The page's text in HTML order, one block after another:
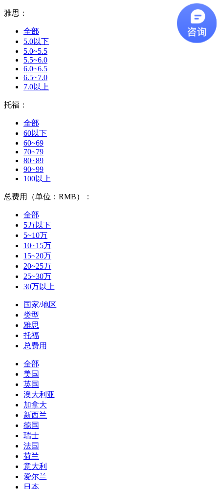
雅思：
全部
5.0以下
5.0~5.5
5.5~6.0
6.0~6.5
6.5~7.0
7.0以上
托福：
全部
60以下
60~69
70~79
80~89
90~99
100以上
总费用（单位：RMB）：
全部
5万以下
5~10万
10~15万
15~20万
20~25万
25~30万
30万以上
国家/地区
类型
雅思
托福
总费用
全部
美国
英国
澳大利亚
加拿大
新西兰
德国
瑞士
法国
荷兰
意大利
爱尔兰
日本